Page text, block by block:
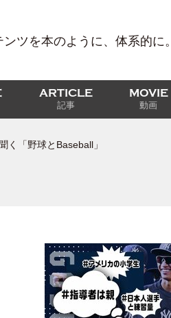
ツを本のように、体系的に。
ARTICLE
記事
MOVIE
動画
く「野球とBaseball」